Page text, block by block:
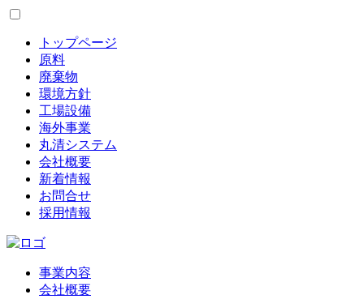
トップページ
原料
廃棄物
環境方針
工場設備
海外事業
丸清システム
会社概要
新着情報
お問合せ
採用情報
事業内容
会社概要